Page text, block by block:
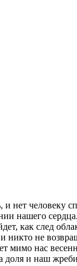
нет человеку
как след
не
нас
и наш